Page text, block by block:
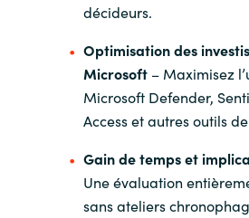
décideurs.
Optimisation des
Microsoft– Maximisez
Microsoft Defender,
Access et autres outils
Gain de temps et
Une évaluation
sans ateliers